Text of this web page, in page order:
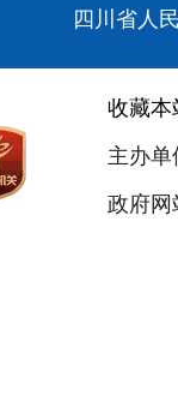
四川省人
收藏本
主办
政府网